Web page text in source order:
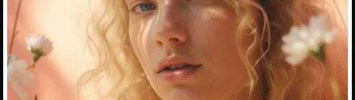
Парикмахерское искусство